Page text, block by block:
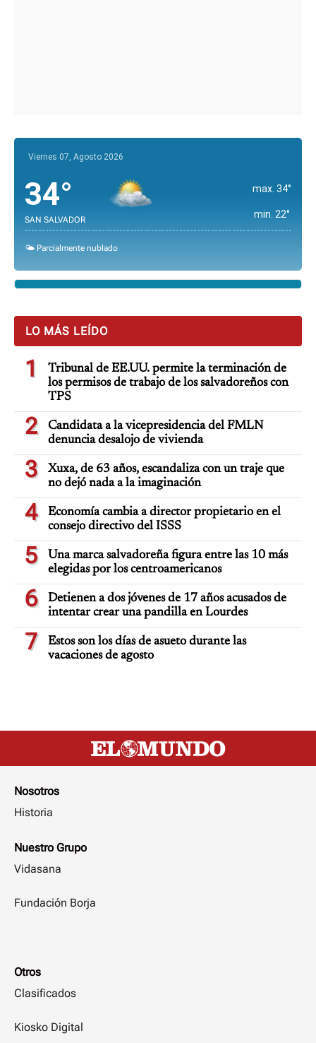
Viernes 07, Agosto 2026
34°
SAN SALVADOR
max. 34°
min. 22°
🌤️ Parcialmente nublado
LO MÁS LEÍDO
1
Tribunal de EE.UU. permite la terminación de
los permisos de trabajo de los salvadoreños con
TPS
2
Candidata a la vicepresidencia del FMLN
denuncia desalojo de vivienda
3
Xuxa, de 63 años, escandaliza con un traje que
no dejó nada a la imaginación
4
Economía cambia a director propietario en el
consejo directivo del ISSS
5
Una marca salvadoreña figura entre las 10 más
elegidas por los centroamericanos
6
Detienen a dos jóvenes de 17 años acusados de
intentar crear una pandilla en Lourdes
7
Estos son los días de asueto durante las
vacaciones de agosto
Nosotros
Historia
Nuestro Grupo
Vidasana
Fundación Borja
Otros
Clasificados
Kiosko Digital